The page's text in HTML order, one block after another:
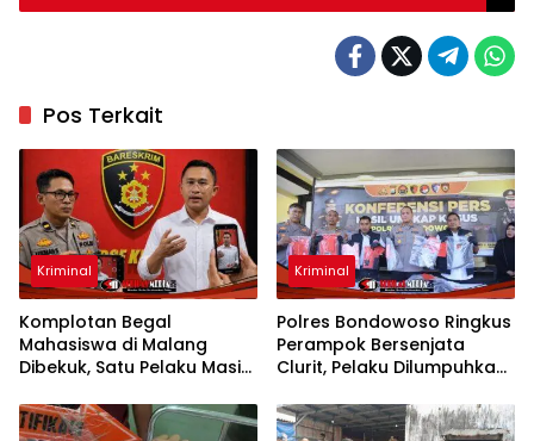
Pos Terkait
Kriminal
Komplotan Begal
Mahasiswa di Malang
Dibekuk, Satu Pelaku Masih
Kriminal
Polres Bondowoso Ringkus
Perampok Bersenjata
Clurit, Pelaku Dilumpuhkan